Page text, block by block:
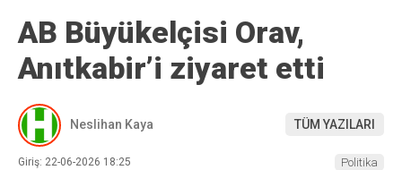
AB Büyükelçisi Orav,
Anıtkabir’i ziyaret etti
Neslihan Kaya TÜM YAZILARI
Giriş: 22-06-2026 18:25
Politika